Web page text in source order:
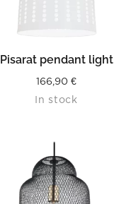
Pisarat pendant light
166,90 €
In stock